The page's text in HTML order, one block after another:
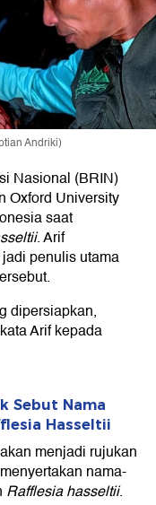
Andriki)
Nasional (BRIN)
Oxford University
saat
. Arif
penulis utama
dipersiapkan,
Arif kepada
Sebut Nama
Hasseltii
menjadi rujukan
nama-
Rafflesia hasseltii.